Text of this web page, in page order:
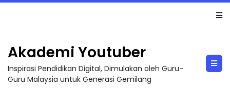
Akademi Youtuber
Inspirasi Pendidikan Digital, Dimulakan oleh Guru-
Guru Malaysia untuk Generasi Gemilang